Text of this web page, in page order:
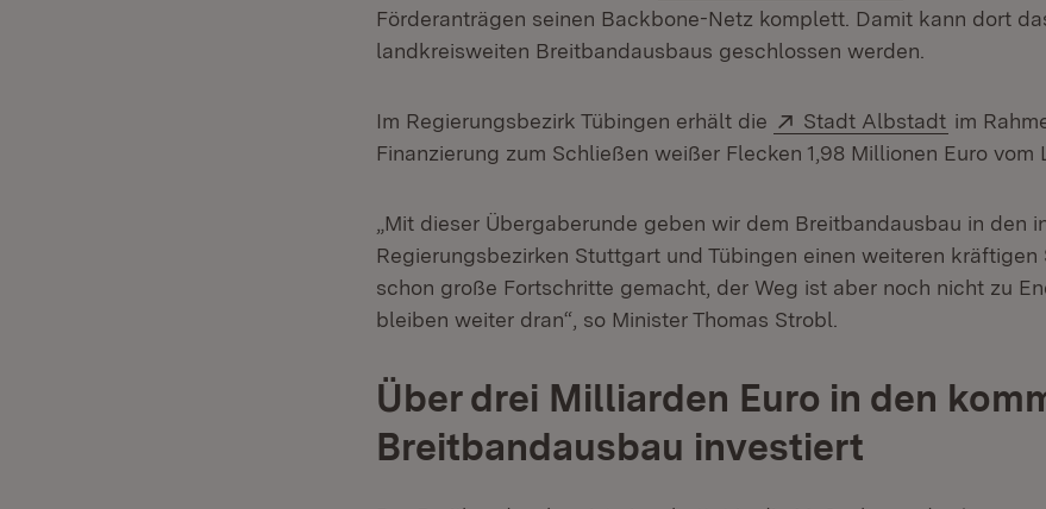
Förderanträgen seinen Backbone-Netz komplett. Damit kann dort
landkreisweiten Breitbandausbaus geschlossen werden.
Im Regierungsbezirk Tübingen erhält die Extern:
Stadt Albstadt (Öffnet in
im
Finanzierung zum Schließen weißer Flecken 1,98 Millionen Euro vom
„Mit dieser Übergaberunde geben wir dem Breitbandausbau in den
Regierungsbezirken Stuttgart und Tübingen einen weiteren kräftigen
schon große Fortschritte gemacht, der Weg ist aber noch nicht zu
bleiben weiter dran“, so Minister Thomas Strobl.
Über drei Milliarden Euro in den
Breitbandausbau investiert